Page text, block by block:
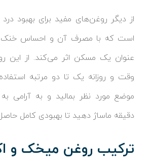
از دیگر روغن‌های مفید برای بهبود درد
است که با مصرف آن و احساس خنک
عنوان یک مسکن اثر می‌کند. از این
وقت و روزانه یک تا دو مرتبه
موضع مورد نظر بمالید و به آرامی
دقیقه ماساژ دهید تا بهبودی کامل
ترکیب روغن میخک و